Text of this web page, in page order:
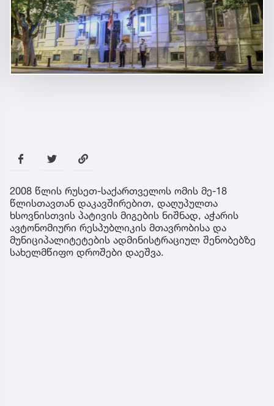
2008 წლის რუსეთ-საქართველოს ომის მე-18
წლისთავთან დაკავშირებით, დაღუპულთა
ხსოვნისთვის პატივის მიგების ნიშნად, აჭარის
ავტონომიური რესპუბლიკის მთავრობისა და
მუნიციპალიტეტების ადმინისტრაციულ შენობებზე
სახელმწიფო დროშები დაეშვა.